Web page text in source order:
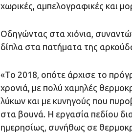
χωρικές, αμπελογραφικές και
Οδηγώντας στα χιόνια,
δίπλα στα πατήματα της
«Το 2018, οπότε άρχισε το
χρονιά, με πολύ χαμηλές
λύκων και με κυνηγούς που
στα βουνά. Η εργασία πεδίου
ημερησίως, συνήθως σε